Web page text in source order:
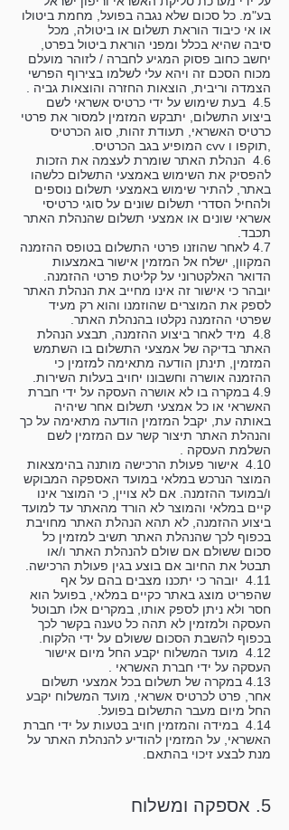
בע"מ. כל סכום שלא נגבה בפועל, מחמת ביטולו
או אי כיבוד הוראת תשלום או ביטולה, מכל
סיבה שהיא בכלל ומפני הוראת ביטול בפרט,
יחשב כחוב פסוק המגיע לחברה / לזוהר מועלם
מכוח הסכם זה ויהא עלי לשלמו בצירוף הפרשי
הצמדה וריבית, הוצאות החזרה והוצאות גביה .
4.5 בעת שימוש על ידי כרטיס אשראי לשם
ביצוע התשלום, יתבקש המזמין למסור את פרטי
כרטיס האשראי, תעודת זהות, סוג הכרטיס
,תוקפו ו cvv המופיע בגב הכרטיס.
4.6 הנהלת האתר שומרת לעצמה את הזכות
להפסיק את השימוש באמצעי התשלום כלשהו
באתר, להתיר שימוש באמצעי תשלום נוספים
ולהחיל הסדרי תשלום שונים על סוגי כרטיסי
אשראי שונים או אמצעי תשלום שהנהלת האתר
תכבד.
4.7 לאחר שהוזנו פרטי התשלום בטופס ההזמנה
המקוון, ישלח אל המזמין אישור באמצעות
הדואר האלקטרוני על קליטת פרטי ההזמנה.
יובהר כי אישור זה אינו מחייב את הנהלת האתר
לספק את המוצרים שהוזמנו והוא רק מעיד
שפרטי ההזמנה נקלטו בהנהלת האתר.
4.8 מיד לאחר ביצוע ההזמנה, תבצע הנהלת
האתר בדיקה של אמצעי התשלום בו השתמש
המזמין, תינתן הודעה מתאימה למזמין כי
ההזמנה אושרה וחשבונו יחויב בעלות השירות.
4.9 במקרה בו לא אושרה העסקה על ידי חברת
האשראי או כל אמצעי תשלום אחר שיהיה
באותה עת, יקבל המזמין הודעה מתאימה על כך
והנהלת האתר תיצור קשר עם המזמין לשם
השלמת העסקה .
4.10 אישור פעולת הרכישה מותנה בהימצאות
המוצר הנרכש במלאי במועד האספקה המבוקש
ו/במועד ההזמנה. אם לא צויין, כי המוצר אינו
קיים במלאי והמוצר לא הורד מהאתר עד למועד
ביצוע ההזמנה, לא תהא הנהלת האתר מחויבת
בכפוף לכך שהנהלת האתר תשיב למזמין כל
סכום ששולם אם שולם להנהלת האתר ו/או
תבטל את החיוב אם בוצע בגין פעולת הרכישה.
4.11 יובהר כי יתכנו מצבים בהם על אף
שהפריט מוצג באתר כקיים במלאי, בפועל הוא
חסר ולא ניתן לספק אותו, במקרים אלו תבוטל
העסקה ולמזמין לא תהה כל טענה בקשר לכך
בכפוף להשבת הסכום ששולם על ידי הלקוח.
4.12 מועד המשלוח יקבע החל מיום אישור
העסקה על ידי חברת האשראי .
4.13 במקרה של תשלום בכל אמצעי תשלום
אחר, פרט לכרטיס אשראי, מועד המשלוח יקבע
החל מיום מעבר התשלום בפועל.
4.14 במידה והמזמין חויב בטעות על ידי חברת
האשראי, על המזמין להודיע להנהלת האתר על
מנת לבצע זיכוי בהתאם.
5. אספקה ומשלוח